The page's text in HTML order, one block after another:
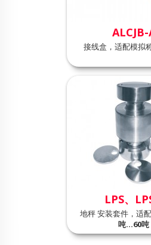
ALCJB-
接线盒，适配模拟
LPS、
地秤 安装套件，适配
吨…60吨